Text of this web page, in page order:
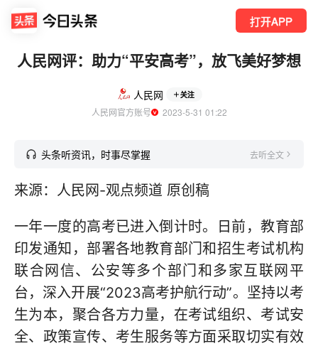
打开APP
人民网评：助力“平安高考”，放飞美好梦想
人民网 关注
人民网官方账号
  2023-5-31 01:22
头条听资讯，时事尽掌握 去听全文
来源：人民网-观点频道 原创稿
一年一度的高考已进入倒计时。日前，教育部
印发通知，部署各地教育部门和招生考试机构
联合网信、公安等多个部门和多家互联网平
台，深入开展“2023高考护航行动”。坚持以考
生为本，聚合各方力量，在考试组织、考试安
全、政策宣传、考生服务等方面采取切实有效